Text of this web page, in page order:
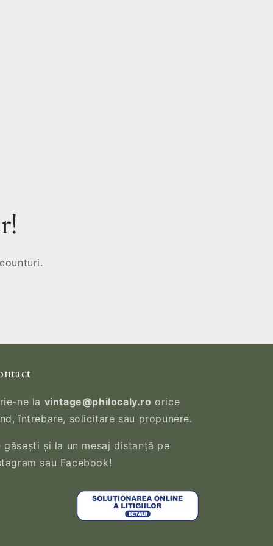
ne la vintage@philocaly.ro orice
întrebare, solicitare sau propunere.
găsești și la un mesaj distanță pe
sau Facebook!